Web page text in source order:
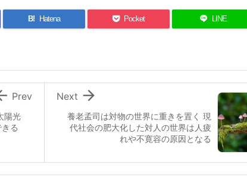
B! Hatena Pocket LINE
養老孟司は対物の世界に重きを置く 現
代社会の肥大化した対人の世界は人疲
れや不寛容の原因となる

Next
陽光
る
Prev